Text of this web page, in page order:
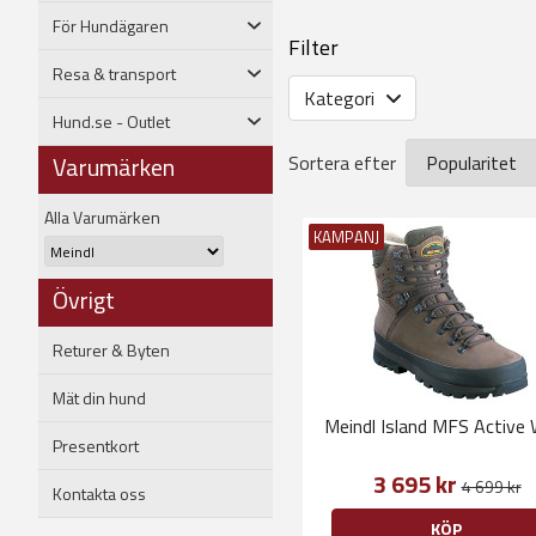
För Hundägaren
Resa & transport
Hund.se - Outlet
Varumärken
Alla Varumärken
Övrigt
Returer & Byten
Mät din hund
Presentkort
Kontakta oss
jaktsammanhang. Meindl
varje sko unik. Dessutom
använda sig utav Gore-
Filter
Kategori
Sortera efter
KAMPANJ
Meindl Island MFS Active
3 695 kr4 699 kr
KÖP